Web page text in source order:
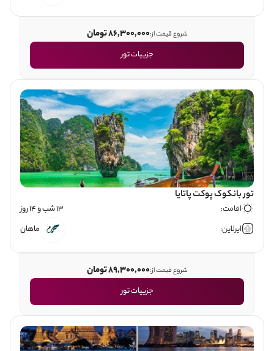
شروع قیمت از:86,300,000 تومان
جزییات تور
تور بانکوک پوکت پاتایا
اقامت:
13 شب و 14 روز
ایرلاین:
ماهان
شروع قیمت از:89,300,000 تومان
جزییات تور